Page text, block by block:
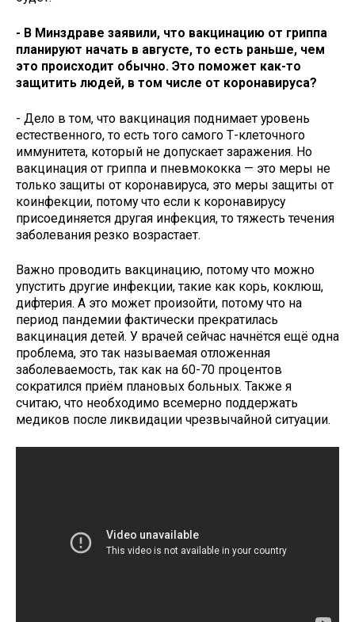
- В Минздраве заявили, что вакцинацию от гриппа
планируют начать в августе, то есть раньше, чем
это происходит обычно. Это поможет как-то
защитить людей, в том числе от коронавируса?
- Дело в том, что вакцинация поднимает уровень
естественного, то есть того самого Т-клеточного
иммунитета, который не допускает заражения. Но
вакцинация от гриппа и пневмококка — это меры не
только защиты от коронавируса, это меры защиты от
коинфекции, потому что если к коронавирусу
присоединяется другая инфекция, то тяжесть течения
заболевания резко возрастает.
Важно проводить вакцинацию, потому что можно
упустить другие инфекции, такие как корь, коклюш,
дифтерия. А это может произойти, потому что на
период пандемии фактически прекратилась
вакцинация детей. У врачей сейчас начнётся ещё одна
проблема, это так называемая отложенная
заболеваемость, так как на 60-70 процентов
сократился приём плановых больных. Также я
считаю, что необходимо всемерно поддержать
медиков после ликвидации чрезвычайной ситуации.